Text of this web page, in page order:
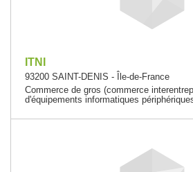
ITNI
93200 SAINT-DENIS - Île-de-France
Commerce de gros (commerce
d'équipements informatiques